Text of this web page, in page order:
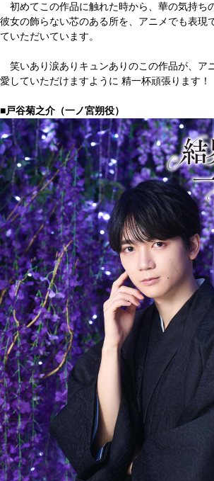
初めてこの作品に触れた時から、華の気持ち
彼女の飾らない芯のある所を、アニメでも表現
ていただいています。
笑いあり涙ありキュンありのこの作品が、ア
愛していただけますように 精一杯頑張ります！
■戸谷菊之介（一ノ宮朔役）